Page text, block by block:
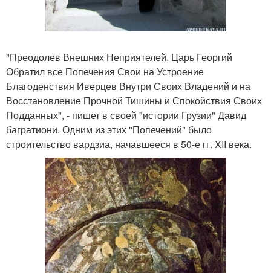
"Преодолев Внешних Неприятелей, Царь Георгий
Обратил все Попечения Свои на Устроение
Благоденствия Иверцев Внутри Своих Владений и на
Восстановление Прочной Тишины и Спокойствия Своих
Подданных", - пишет в своей "истории Грузии" Давид
багратиони. Одним из этих "Попечений" было
строительство вардзиа, начавшееся в 50-е гг. XII века.